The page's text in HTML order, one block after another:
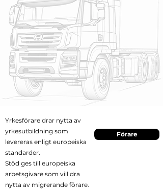
Yrkesförare drar nytta av
yrkesutbildning som
levereras enligt europeiska
standarder.
Stöd ges till europeiska
arbetsgivare som vill dra
nytta av migrerande förare.
Förare